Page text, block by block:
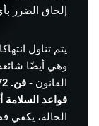
إلحاق الضرر
يتم تناول
وهي أيضًا
القانون -
قواعد السلامة
الحالة، يكفي